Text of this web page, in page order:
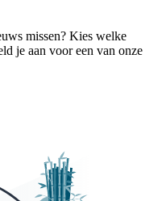
missen? Kies welke
je aan voor een van onze